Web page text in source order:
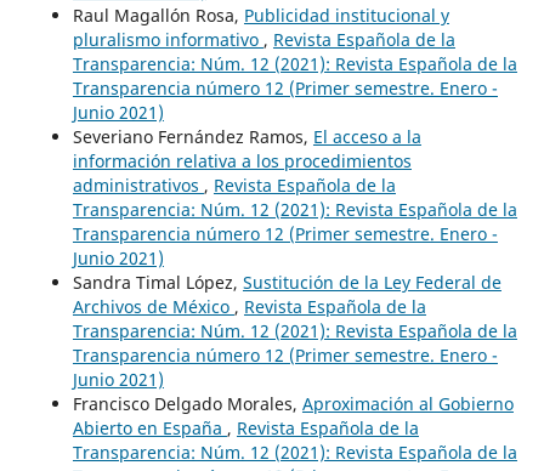
Raul Magallón Rosa, Publicidad institucional y
pluralismo informativo , Revista Española de la
Transparencia: Núm. 12 (2021): Revista Española de la
Transparencia número 12 (Primer semestre. Enero -
Junio 2021)
Severiano Fernández Ramos, El acceso a la
información relativa a los procedimientos
administrativos , Revista Española de la
Transparencia: Núm. 12 (2021): Revista Española de la
Transparencia número 12 (Primer semestre. Enero -
Junio 2021)
Sandra Timal López, Sustitución de la Ley Federal de
Archivos de México , Revista Española de la
Transparencia: Núm. 12 (2021): Revista Española de la
Transparencia número 12 (Primer semestre. Enero -
Junio 2021)
Francisco Delgado Morales, Aproximación al Gobierno
Abierto en España , Revista Española de la
Transparencia: Núm. 12 (2021): Revista Española de la